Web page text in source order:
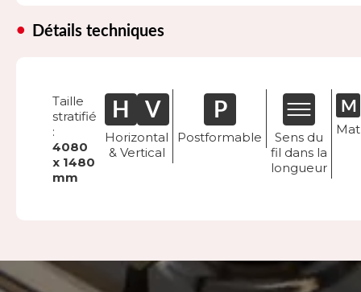
Détails techniques
Taille
stratifié
:
4080
x 1480
mm
Horizontal
& Vertical
Postformable
Sens du
fil dans la
longueur
Mat